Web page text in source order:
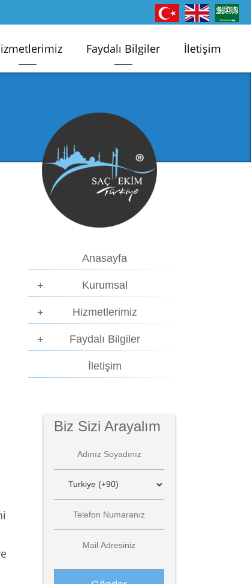
Faydalı Bilgiler İletişim
Anasayfa
Kurumsal
Hizmetlerimiz
Faydalı Bilgiler
İletişim
Biz Sizi Arayalım